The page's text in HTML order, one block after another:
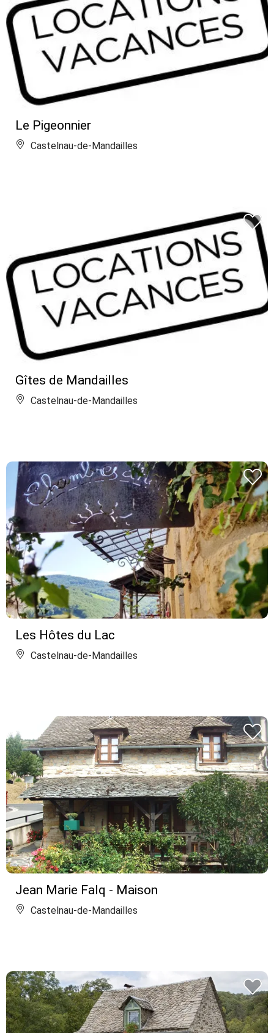
Le Pigeonnier
Castelnau-de-Mandailles
Gîtes de Mandailles
Castelnau-de-Mandailles
Les Hôtes du Lac
Castelnau-de-Mandailles
Jean Marie Falq - Maison
Castelnau-de-Mandailles